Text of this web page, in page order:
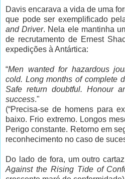
Davis encarava a vida de uma
que pode ser exemplificado
and Driver. Nela ele mantinha
de recrutamento de Ernest
expedições à Antártica:
“Men wanted for hazardous
cold. Long months of complete
Safe return doubtful. Honour
success."
(“Precisa-se de homens para
baixo. Frio extremo. Longos
Perigo constante. Retorno em
reconhecimento no caso de
Do lado de fora, um outro
Against the Rising Tide of